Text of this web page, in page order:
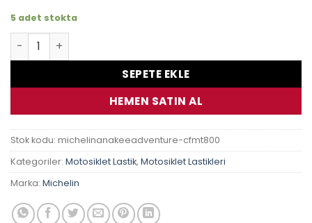
5 adet stokta
CF Moto MT 800 Michelin Anakee Adventure 2 110/80
SEPETE EKLE
HEMEN SATIN AL
Stok kodu: michelinanakeeadventure-cfmt800
Kategoriler: Motosiklet Lastik, Motosiklet Lastikleri
Marka: Michelin